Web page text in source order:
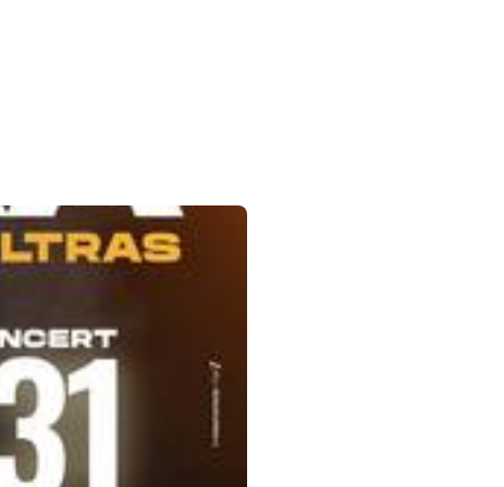
Linkedin